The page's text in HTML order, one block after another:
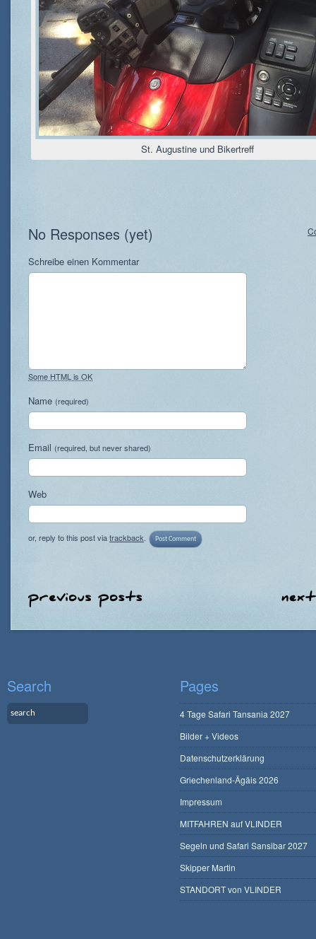
St. Augustine und Bikertreff
No Responses (yet)
Schreibe einen Kommentar
Some HTML is OK
Name (required)
Email (required, but never shared)
Web
or, reply to this post viatrackback.
Search Pages
4 Tage Safari Tansania 2027
Bilder + Videos
Datenschutzerklärung
Griechenland-Ägäis 2026
Impressum
MITFAHREN auf VLINDER
Segeln und Safari Sansibar 2027
Skipper Martin
STANDORT von VLINDER